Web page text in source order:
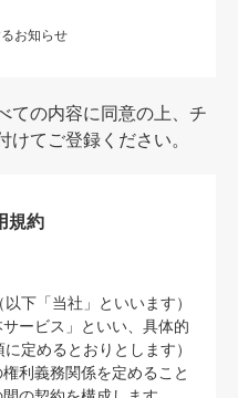
お知らせ
ての内容に同意の上、チ
てご登録ください。
規約
下「当社」といいます）
ービス」といい、具体的
定めるとおりとします）
利義務関係を定めること